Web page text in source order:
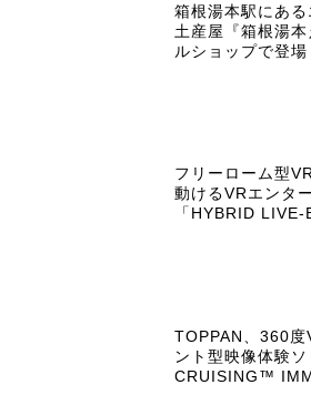
箱根湯本駅にあ
土産屋『箱根湯
ルショップで登場
フリーローム型
動けるVRエンタ
「HYBRID
TOPPAN、360度
ント型映像体験
CRUISING™